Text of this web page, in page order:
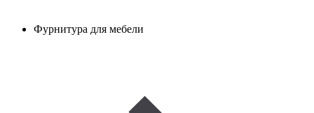
Фурнитура для мебели